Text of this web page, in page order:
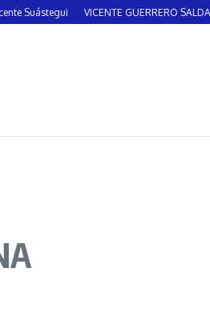
Suástegui VICENTE GUERRERO